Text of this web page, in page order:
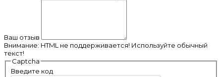
Ваш отзыв
Внимание: HTML не поддерживается! Используйте обычный
текст!
Captcha
Введите код